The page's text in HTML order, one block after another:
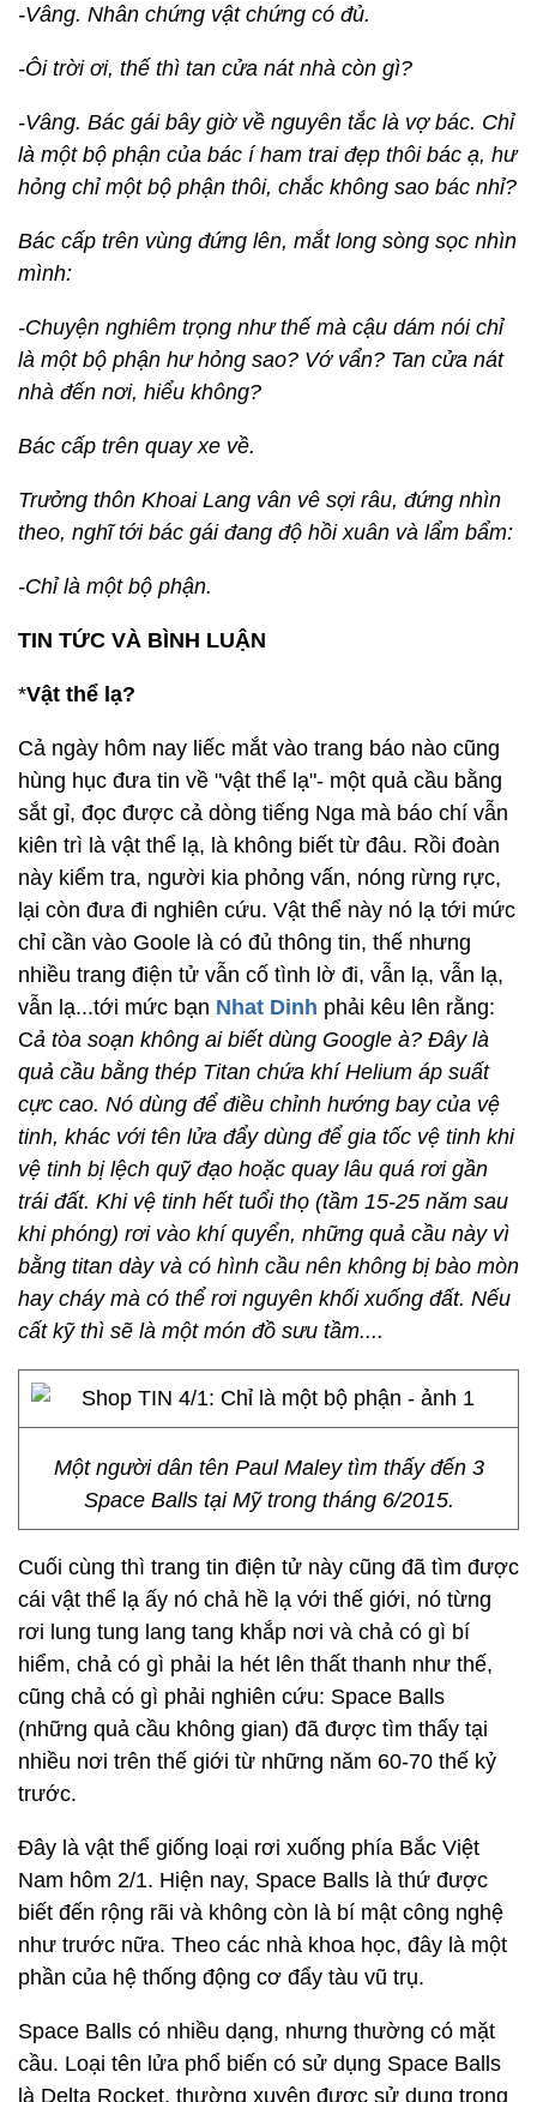
-Vâng. Nhân chứng vật chứng có đủ.
-Ôi trời ơi, thế thì tan cửa nát nhà còn gì?
-Vâng. Bác gái bây giờ về nguyên tắc là vợ bác. Chỉ
là một bộ phận của bác í ham trai đẹp thôi bác ạ, hư
hỏng chỉ một bộ phận thôi, chắc không sao bác nhỉ?
Bác cấp trên vùng đứng lên, mắt long sòng sọc nhìn
mình:
-Chuyện nghiêm trọng như thế mà cậu dám nói chỉ
là một bộ phận hư hỏng sao? Vớ vẩn? Tan cửa nát
nhà đến nơi, hiểu không?
Bác cấp trên quay xe về.
Trưởng thôn Khoai Lang vân vê sợi râu, đứng nhìn
theo, nghĩ tới bác gái đang độ hồi xuân và lẩm bẩm:
-Chỉ là một bộ phận.
TIN TỨC VÀ BÌNH LUẬN
*Vật thể lạ?
Cả ngày hôm nay liếc mắt vào trang báo nào cũng
hùng hục đưa tin về "vật thể lạ"- một quả cầu bằng
sắt gỉ, đọc được cả dòng tiếng Nga mà báo chí vẫn
kiên trì là vật thể lạ, là không biết từ đâu. Rồi đoàn
này kiểm tra, người kia phỏng vấn, nóng rừng rực,
lại còn đưa đi nghiên cứu. Vật thể này nó lạ tới mức
chỉ cần vào Goole là có đủ thông tin, thế nhưng
nhiều trang điện tử vẫn cố tình lờ đi, vẫn lạ, vẫn lạ,
vẫn lạ...tới mức bạn Nhat Dinh phải kêu lên rằng:
Cả tòa soạn không ai biết dùng Google à? Đây là
quả cầu bằng thép Titan chứa khí Helium áp suất
cực cao. Nó dùng để điều chỉnh hướng bay của vệ
tinh, khác với tên lửa đẩy dùng để gia tốc vệ tinh khi
vệ tinh bị lệch quỹ đạo hoặc quay lâu quá rơi gần
trái đất. Khi vệ tinh hết tuổi thọ (tầm 15-25 năm sau
khi phóng) rơi vào khí quyển, những quả cầu này vì
bằng titan dày và có hình cầu nên không bị bào mòn
hay cháy mà có thể rơi nguyên khối xuống đất. Nếu
cất kỹ thì sẽ là một món đồ sưu tầm....
Một người dân tên Paul Maley tìm thấy đến 3
Space Balls tại Mỹ trong tháng 6/2015.
Cuối cùng thì trang tin điện tử này cũng đã tìm được
cái vật thể lạ ấy nó chả hề lạ với thế giới, nó từng
rơi lung tung lang tang khắp nơi và chả có gì bí
hiểm, chả có gì phải la hét lên thất thanh như thế,
cũng chả có gì phải nghiên cứu: Space Balls
(những quả cầu không gian) đã được tìm thấy tại
nhiều nơi trên thế giới từ những năm 60-70 thế kỷ
trước.
Đây là vật thể giống loại rơi xuống phía Bắc Việt
Nam hôm 2/1. Hiện nay, Space Balls là thứ được
biết đến rộng rãi và không còn là bí mật công nghệ
như trước nữa. Theo các nhà khoa học, đây là một
phần của hệ thống động cơ đẩy tàu vũ trụ.
Space Balls có nhiều dạng, nhưng thường có mặt
cầu. Loại tên lửa phổ biến có sử dụng Space Balls
là Delta Rocket, thường xuyên được sử dụng trong